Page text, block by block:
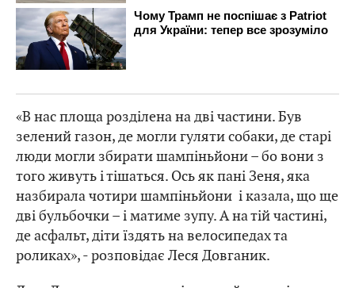
«В нас площа розділена на дві частини. Був
зелений газон, де могли гуляти собаки, де старі
люди могли збирати шампіньйони – бо вони з
того живуть і тішаться. Ось як пані Зеня, яка
назбирала чотири шампіньйони і казала, що ще
дві бульбочки – і матиме зупу. А на тій частині,
де асфальт, діти їздять на велосипедах та
роликах», - розповідає Леся Довганик.